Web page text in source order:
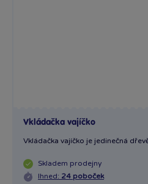
Vkládačka vajíčko
Vkládačka vajíčko je jedinečná
Skladem prodejny
Ihned: 24 poboček